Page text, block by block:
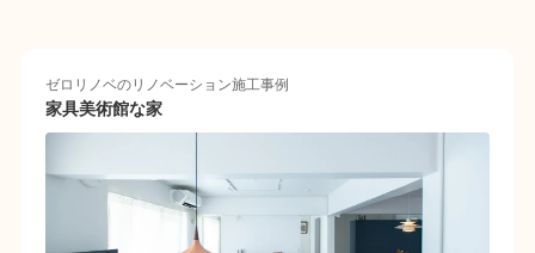
ゼロリノベのリノベーション施工事例
家具美術館な家